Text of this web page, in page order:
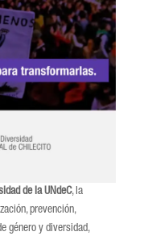
de la UNdeC, la
prevención,
género y diversidad,